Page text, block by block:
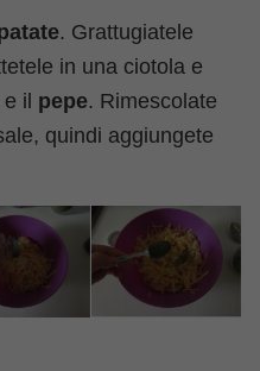
. Grattugiatele
in una ciotola e
e il pepe. Rimescolate
quindi aggiungete